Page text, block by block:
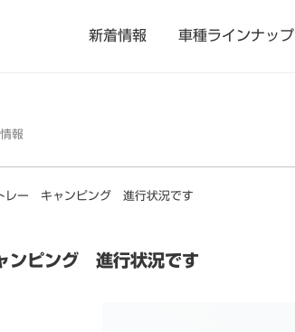
新着情報 車種ラインナップ
報
レー キャンピング 進行状況です
ンピング 進行状況です